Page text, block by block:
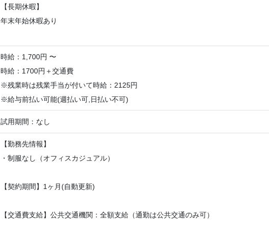
【長期休暇】
年末年始休暇あり
時給：1,700円 〜
時給：1700円＋交通費
※残業時は残業手当が付いて時給：2125円
※給与前払い可能(週払い可,日払い不可)
試用期間：なし
【勤務先情報】
・制服なし（オフィスカジュアル）
【契約期間】1ヶ月(自動更新)
【交通費支給】公共交通機関：全額支給（通勤は公共交通のみ可）